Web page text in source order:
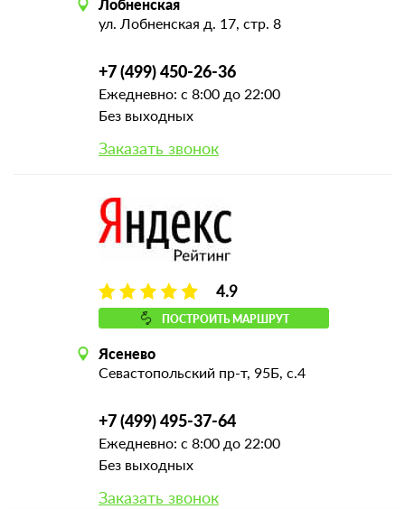
Лобненская
ул. Лобненская д. 17, стр. 8
+7 (499) 450-26-36
Ежедневно: с 8:00 до 22:00
Без выходных
Заказать звонок
4.9
ПОСТРОИТЬ МАРШРУТ
Ясенево
Севастопольский пр-т, 95Б, с.4
+7 (499) 495-37-64
Ежедневно: с 8:00 до 22:00
Без выходных
Заказать звонок